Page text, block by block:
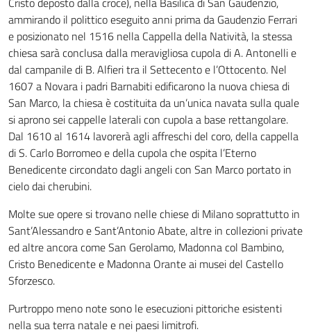
ammirando il polittico eseguito anni prima da Gaudenzio Ferrari
e posizionato nel 1516 nella Cappella della Natività, la stessa
chiesa sarà conclusa dalla meravigliosa cupola di A. Antonelli e
dal campanile di B. Alfieri tra il Settecento e l’Ottocento. Nel
1607 a Novara i padri Barnabiti edificarono la nuova chiesa di
San Marco, la chiesa è costituita da un’unica navata sulla quale
si aprono sei cappelle laterali con cupola a base rettangolare.
Dal 1610 al 1614 lavorerà agli affreschi del coro, della cappella
di S. Carlo Borromeo e della cupola che ospita l’Eterno
Benedicente circondato dagli angeli con San Marco portato in
cielo dai cherubini.
Molte sue opere si trovano nelle chiese di Milano soprattutto in
Sant’Alessandro e Sant’Antonio Abate, altre in collezioni private
ed altre ancora come San Gerolamo, Madonna col Bambino,
Cristo Benedicente e Madonna Orante ai musei del Castello
Sforzesco.
Purtroppo meno note sono le esecuzioni pittoriche esistenti
nella sua terra natale e nei paesi limitrofi.